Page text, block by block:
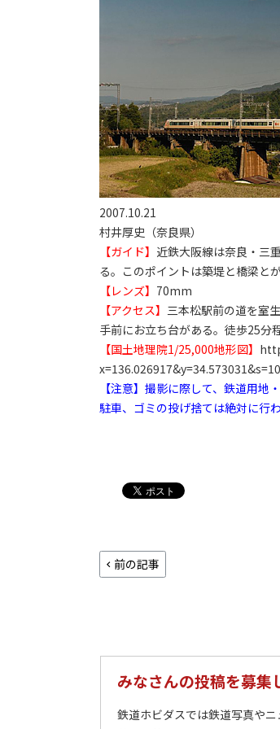
2007.10.21
村井厚史（奈良県）
【ガイド】 近鉄大阪線は奈良・三
る。このポイントは築堤と橋梁と
【レンズ】 70mm
【アクセス】 三本松駅前の道を室
手前にお立ち台がある。徒歩25分
【国土地理院1/25,000地形図】
【注意】撮影に際して、鉄道用
駐車、ゴミの投げ捨ては絶対に行
前の記事
みなさんの投稿を募集
鉄道ホビダスでは鉄道写真や